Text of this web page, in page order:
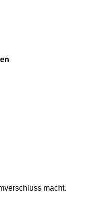
macht.